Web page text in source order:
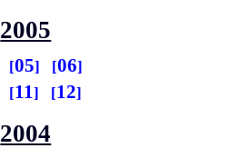
2005
05
06
11 12
2004